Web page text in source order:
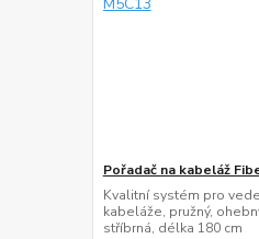
Pořadač na kabeláž
Kvalitní systém pro
kabeláže, pružný,
stříbrná, délka 180 cm